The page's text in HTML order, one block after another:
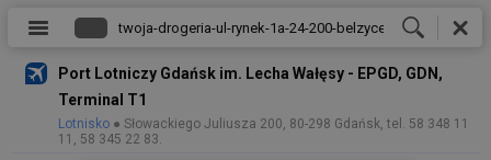
Port Lotniczy Gdańsk im. Lecha Wałęsy - EPGD, GDN,
Terminal T1
Lotnisko ● Słowackiego Juliusza 200, 80-298 Gdańsk, tel. 58 348 11
11, 58 345 22 83.